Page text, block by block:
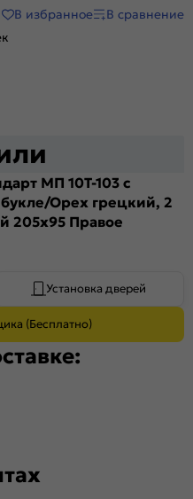
В избранное
В сравнение
МП 10T-103 с
Орех грецкий, 2
205x95 Правое
Установка дверей
(Бесплатно)